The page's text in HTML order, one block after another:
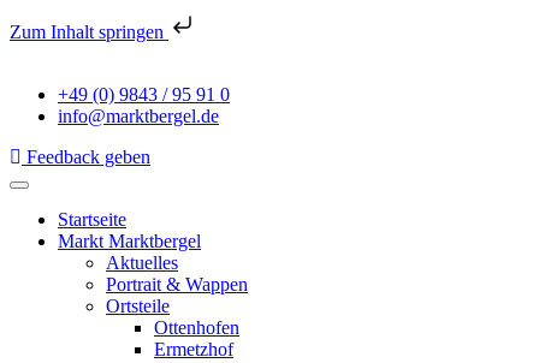
Zum Inhalt springen
+49 (0) 9843 / 95 91 0
info@marktbergel.de
Feedback geben
Startseite
Markt Marktbergel
Aktuelles
Portrait & Wappen
Ortsteile
Ottenhofen
Ermetzhof